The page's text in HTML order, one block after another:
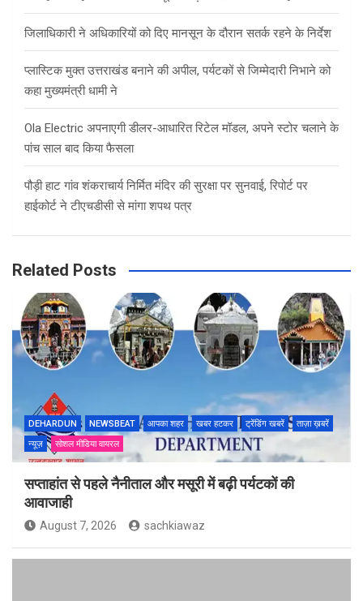
जिलाधिकारी ने अधिकारियों को दिए मानसून के दौरान सतर्क रहने के निर्देश
प्लास्टिक मुक्त उत्तराखंड बनाने की अपील, पर्यटकों से जिम्मेदारी निभाने को
कहा मुख्यमंत्री धामी ने
Ola Electric अपनाएगी डीलर-आधारित रिटेल मॉडल, अपने स्टोर चलाने के
पांच साल बाद किया फैसला
पौड़ी हाट गांव शंकराचार्य निर्मित मंदिर की सुरक्षा पर सुनवाई, रिपोर्ट पर
हाईकोर्ट ने टीएचडीसी से मांगा शपथ पत्र
Related Posts
DEHARDUN NEWSBEAT आपका शहर खबर हटकर ट्रेंडिंग खबरें
ताज़ा ख़बरें
न्यूज़
सोशल मीडिया वायरल
सप्ताहांत से पहले नैनीताल और मसूरी में बढ़ी पर्यटकों की
आवाजाही
August 7, 2026 sachkiawaz